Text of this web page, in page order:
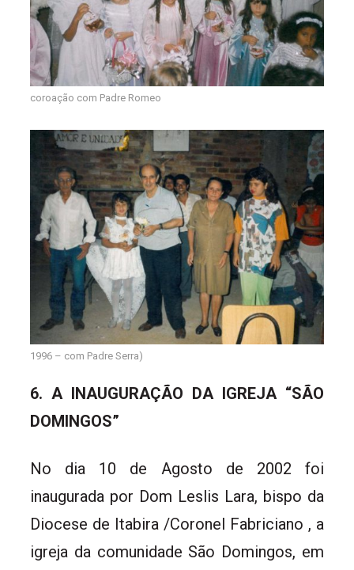
coroação com Padre Romeo
1996 – com Padre Serra)
6. A INAUGURAÇÃO DA IGREJA “SÃO
DOMINGOS”
No dia 10 de Agosto de 2002 foi
inaugurada por Dom Leslis Lara, bispo da
Diocese de Itabira /Coronel Fabriciano , a
igreja da comunidade São Domingos, em